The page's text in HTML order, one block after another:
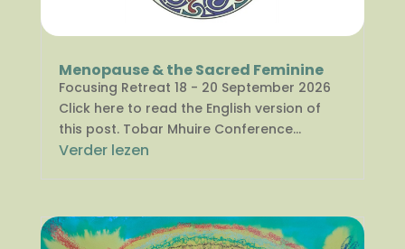
Menopause & the Sacred Feminine
Focusing Retreat 18 - 20 September 2026
Click here to read the English version of
this post. Tobar Mhuire Conference...
Verder lezen